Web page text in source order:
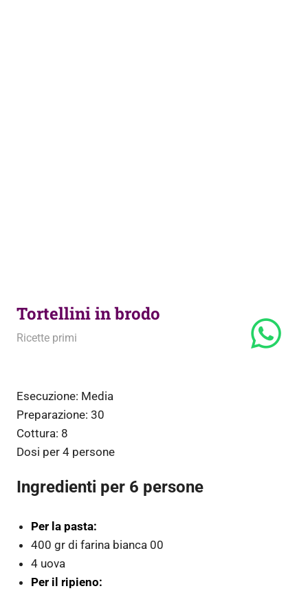
Tortellini in brodo
3 Gennaio 2013
admin
Ricette primi
Esecuzione: Media
Preparazione: 30
Cottura: 8
Dosi per 4 persone
Ingredienti per 6 persone
Per la pasta:
400 gr di farina bianca 00
4 uova
Per il ripieno: